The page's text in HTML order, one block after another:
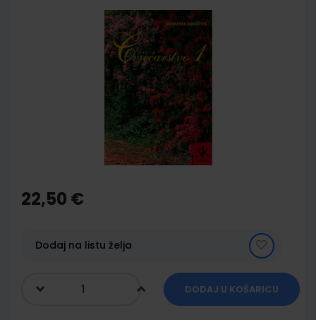
the
beginning
gallery
22,50 €
Dodaj na listu želja
DODAJ U KOŠARICU